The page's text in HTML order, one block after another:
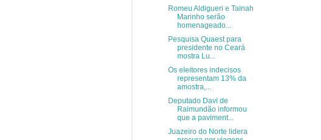
Romeu Aldigueri e Tainah
Marinho serão
homenageado...
Pesquisa Quaest para
presidente no Ceará
mostra Lu...
Os eleitores indecisos
representam 13% da
amostra,...
Deputado Davi de
Raimundão informou
que a paviment...
Juazeiro do Norte lidera